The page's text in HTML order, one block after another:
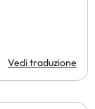
Vedi traduzione